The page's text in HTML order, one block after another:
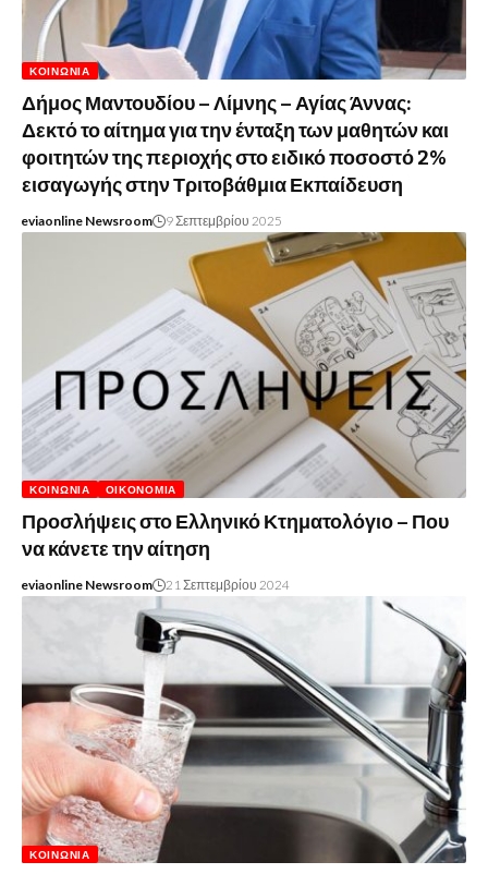
ΚΟΙΝΩΝΊΑ
Δήμος Μαντουδίου – Λίμνης – Αγίας Άννας:
Δεκτό το αίτημα για την ένταξη των μαθητών και
φοιτητών της περιοχής στο ειδικό ποσοστό 2%
εισαγωγής στην Τριτοβάθμια Εκπαίδευση
eviaonline Newsroom 9 Σεπτεμβρίου 2025
ΚΟΙΝΩΝΊΑ ΟΙΚΟΝΟΜΊΑ
Προσλήψεις στο Ελληνικό Κτηματολόγιο – Που
να κάνετε την αίτηση
eviaonline Newsroom 21 Σεπτεμβρίου 2024
ΚΟΙΝΩΝΊΑ